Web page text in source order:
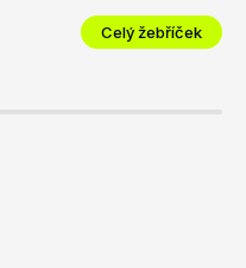
Celý žebříček